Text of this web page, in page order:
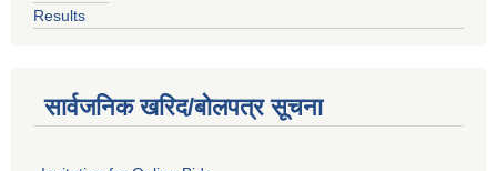
Results
सार्वजनिक खरिद/बोलपत्र सूचना